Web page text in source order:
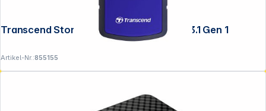
Transcend StoreJet 25H3 2,5" 1TB USB 3.1 Gen 1
Artikel-Nr.:855155